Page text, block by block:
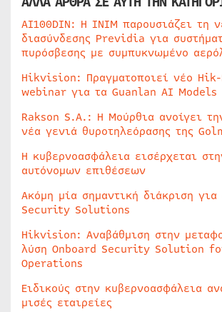
AI100DIN: Η INIM παρουσιάζει τη
διασύνδεσης Previdia για
πυρόσβεσης με συμπυκνωμένο
Hikvision: Πραγματοποιεί νέο
webinar για τα Guanlan AI Models
Rakson S.A.: Η Μούρθια ανοίγει
νέα γενιά θυροτηλεόρασης της
Η κυβερνοασφάλεια εισέρχεται
αυτόνομων επιθέσεων
Ακόμη μία σημαντική διάκριση για
Security Solutions
Hikvision: Αναβάθμιση στην
λύση Onboard Security Solution
Operations
Ειδικούς στην κυβερνοασφάλεια
μισές εταιρείες